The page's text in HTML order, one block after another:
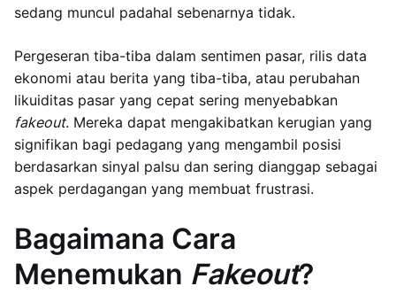
sedang muncul padahal sebenarnya tidak.
Pergeseran tiba-tiba dalam sentimen pasar, rilis data
ekonomi atau berita yang tiba-tiba, atau perubahan
likuiditas pasar yang cepat sering menyebabkan
fakeout. Mereka dapat mengakibatkan kerugian yang
signifikan bagi pedagang yang mengambil posisi
berdasarkan sinyal palsu dan sering dianggap sebagai
aspek perdagangan yang membuat frustrasi.
Bagaimana Cara
Menemukan Fakeout?